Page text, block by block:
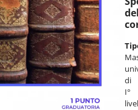
di
I°